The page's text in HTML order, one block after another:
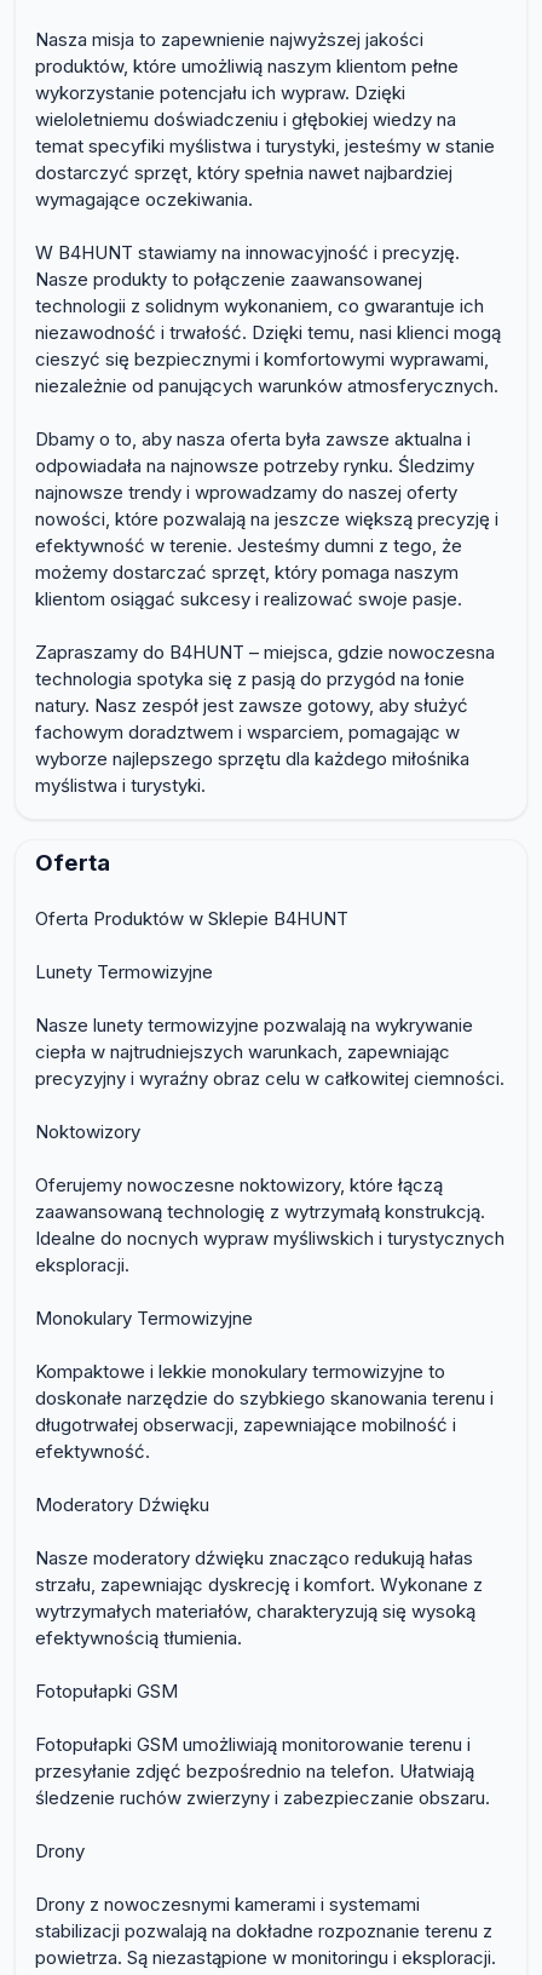
Nasza misja to zapewnienie najwyższej jakości
produktów, które umożliwią naszym klientom pełne
wykorzystanie potencjału ich wypraw. Dzięki
wieloletniemu doświadczeniu i głębokiej wiedzy na
temat specyfiki myślistwa i turystyki, jesteśmy w stanie
dostarczyć sprzęt, który spełnia nawet najbardziej
wymagające oczekiwania.
W B4HUNT stawiamy na innowacyjność i precyzję.
Nasze produkty to połączenie zaawansowanej
technologii z solidnym wykonaniem, co gwarantuje ich
niezawodność i trwałość. Dzięki temu, nasi klienci mogą
cieszyć się bezpiecznymi i komfortowymi wyprawami,
niezależnie od panujących warunków atmosferycznych.
Dbamy o to, aby nasza oferta była zawsze aktualna i
odpowiadała na najnowsze potrzeby rynku. Śledzimy
najnowsze trendy i wprowadzamy do naszej oferty
nowości, które pozwalają na jeszcze większą precyzję i
efektywność w terenie. Jesteśmy dumni z tego, że
możemy dostarczać sprzęt, który pomaga naszym
klientom osiągać sukcesy i realizować swoje pasje.
Zapraszamy do B4HUNT – miejsca, gdzie nowoczesna
technologia spotyka się z pasją do przygód na łonie
natury. Nasz zespół jest zawsze gotowy, aby służyć
fachowym doradztwem i wsparciem, pomagając w
wyborze najlepszego sprzętu dla każdego miłośnika
myślistwa i turystyki.
Oferta
Oferta Produktów w Sklepie B4HUNT
Lunety Termowizyjne
Nasze lunety termowizyjne pozwalają na wykrywanie
ciepła w najtrudniejszych warunkach, zapewniając
precyzyjny i wyraźny obraz celu w całkowitej ciemności.
Noktowizory
Oferujemy nowoczesne noktowizory, które łączą
zaawansowaną technologię z wytrzymałą konstrukcją.
Idealne do nocnych wypraw myśliwskich i turystycznych
eksploracji.
Monokulary Termowizyjne
Kompaktowe i lekkie monokulary termowizyjne to
doskonałe narzędzie do szybkiego skanowania terenu i
długotrwałej obserwacji, zapewniające mobilność i
efektywność.
Moderatory Dźwięku
Nasze moderatory dźwięku znacząco redukują hałas
strzału, zapewniając dyskrecję i komfort. Wykonane z
wytrzymałych materiałów, charakteryzują się wysoką
efektywnością tłumienia.
Fotopułapki GSM
Fotopułapki GSM umożliwiają monitorowanie terenu i
przesyłanie zdjęć bezpośrednio na telefon. Ułatwiają
śledzenie ruchów zwierzyny i zabezpieczanie obszaru.
Drony
Drony z nowoczesnymi kamerami i systemami
stabilizacji pozwalają na dokładne rozpoznanie terenu z
powietrza. Są niezastąpione w monitoringu i eksploracji.